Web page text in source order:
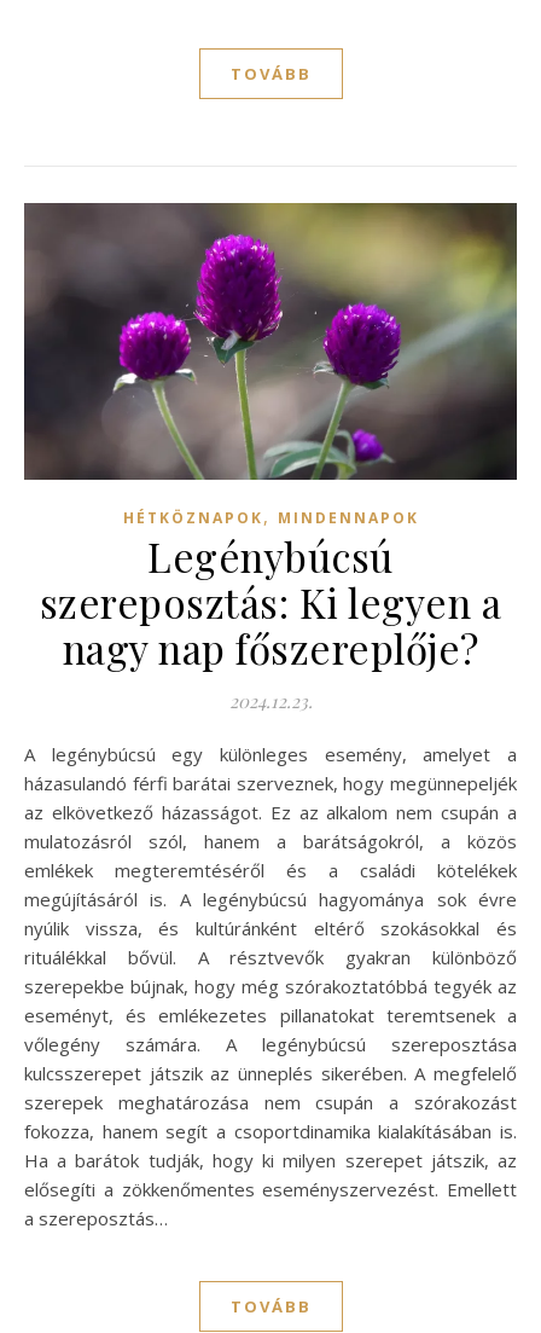
TOVÁBB
HÉTKÖZNAPOK, MINDENNAPOK
Legénybúcsú
szereposztás: Ki legyen a
nagy nap főszereplője?
2024.12.23.
A legénybúcsú egy különleges esemény, amelyet a
házasulandó férfi barátai szerveznek, hogy megünnepeljék
az elkövetkező házasságot. Ez az alkalom nem csupán a
mulatozásról szól, hanem a barátságokról, a közös
emlékek megteremtéséről és a családi kötelékek
megújításáról is. A legénybúcsú hagyománya sok évre
nyúlik vissza, és kultúránként eltérő szokásokkal és
rituálékkal bővül. A résztvevők gyakran különböző
szerepekbe bújnak, hogy még szórakoztatóbbá tegyék az
eseményt, és emlékezetes pillanatokat teremtsenek a
vőlegény számára. A legénybúcsú szereposztása
kulcsszerepet játszik az ünneplés sikerében. A megfelelő
szerepek meghatározása nem csupán a szórakozást
fokozza, hanem segít a csoportdinamika kialakításában is.
Ha a barátok tudják, hogy ki milyen szerepet játszik, az
elősegíti a zökkenőmentes eseményszervezést. Emellett
a szereposztás…
TOVÁBB